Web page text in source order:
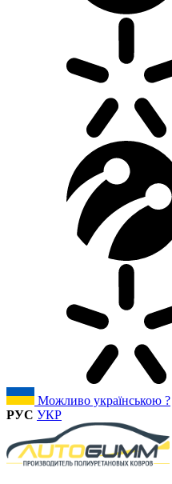
Можливо українською ?
РУС УКР